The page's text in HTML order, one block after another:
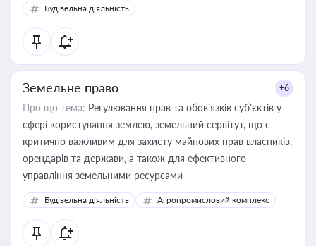
Будівельна діяльність
Земельне право +6
Про що тема: Регулювання прав та обов’язків суб’єктів у
сфері користування землею, земельний сервітут, що є
критично важливим для захисту майнових прав власників,
орендарів та держави, а також для ефективного
управління земельними ресурсами
Будівельна діяльність Агропромисловий комплекс